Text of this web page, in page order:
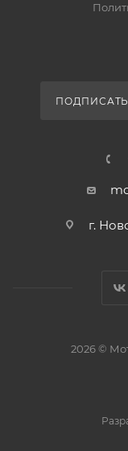
г.
2026 ©